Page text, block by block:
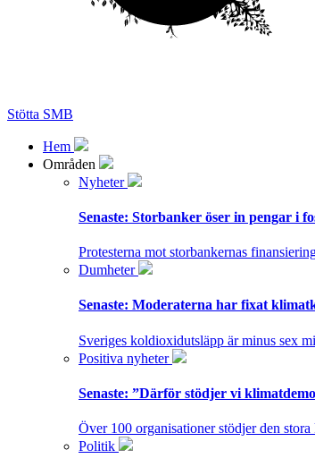
Stötta SMB
Hem
Områden
Nyheter
Senaste: Storbanker öser in pengar i
Protesterna mot storbankernas
Dumheter
Senaste: Moderaterna har fixat
Sveriges koldioxidutsläpp är minus sex
Positiva nyheter
Senaste: ”Därför stödjer vi
Över 100 organisationer stödjer den
Politik